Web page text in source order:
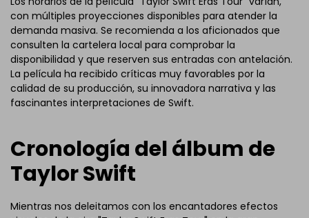
con múltiples proyecciones disponibles para atender la
demanda masiva. Se recomienda a los aficionados que
consulten la cartelera local para comprobar la
disponibilidad y que reserven sus entradas con antelación.
La película ha recibido críticas muy favorables por la
calidad de su producción, su innovadora narrativa y las
fascinantes interpretaciones de Swift.
Cronología del álbum de
Taylor Swift
Mientras nos deleitamos con los encantadores efectos